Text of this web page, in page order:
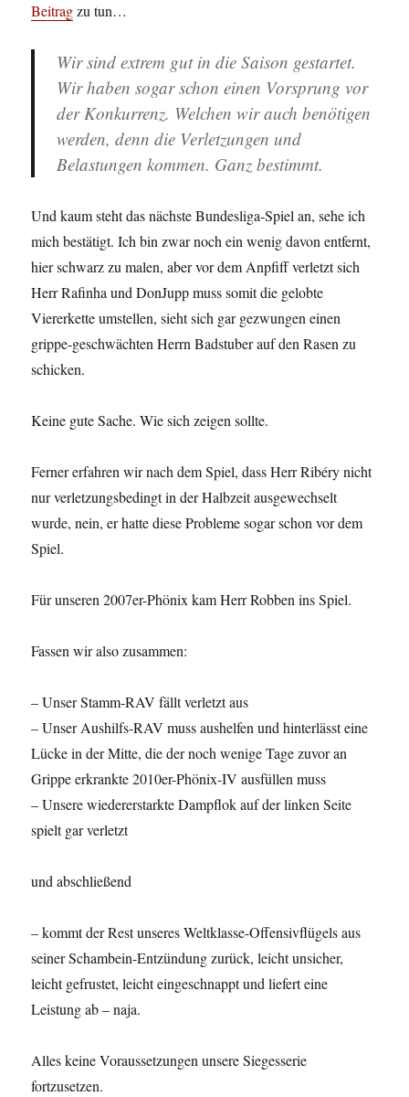
Beitragzu tun…
Wir sind extrem gut in die Saison gestartet.
Wir haben sogar schon einen Vorsprung vor
der Konkurrenz. Welchen wir auch benötigen
werden, denn die Verletzungen und
Belastungen kommen. Ganz bestimmt.
Und kaum steht das nächste Bundesliga-Spiel an, sehe ich
mich bestätigt. Ich bin zwar noch ein wenig davon entfernt,
hier schwarz zu malen, aber vor dem Anpfiff verletzt sich
Herr Rafinha und DonJupp muss somit die gelobte
Viererkette umstellen, sieht sich gar gezwungen einen
grippe-geschwächten Herrn Badstuber auf den Rasen zu
schicken.
Keine gute Sache. Wie sich zeigen sollte.
Ferner erfahren wir nach dem Spiel, dass Herr Ribéry nicht
nur verletzungsbedingt in der Halbzeit ausgewechselt
wurde, nein, er hatte diese Probleme sogar schon vor dem
Spiel.
Für unseren 2007er-Phönix kam Herr Robben ins Spiel.
Fassen wir also zusammen:
– Unser Stamm-RAV fällt verletzt aus
– Unser Aushilfs-RAV muss aushelfen und hinterlässt eine
Lücke in der Mitte, die der noch wenige Tage zuvor an
Grippe erkrankte 2010er-Phönix-IV ausfüllen muss
– Unsere wiedererstarkte Dampflok auf der linken Seite
spielt gar verletzt
und abschließend
– kommt der Rest unseres Weltklasse-Offensivflügels aus
seiner Schambein-Entzündung zurück, leicht unsicher,
leicht gefrustet, leicht eingeschnappt und liefert eine
Leistung ab – naja.
Alles keine Voraussetzungen unsere Siegesserie
fortzusetzen.